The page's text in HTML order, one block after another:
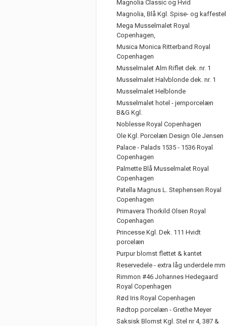
Magnolia Classic og Hvid
Magnolia, Blå Kgl. Spise- og kaffestel
Mega Musselmalet Royal
Copenhagen,
Musica Monica Ritterband Royal
Copenhagen
Musselmalet Alm Riflet dek. nr. 1
Musselmalet Halvblonde dek. nr. 1
Musselmalet Helblonde
Musselmalet hotel - jernporcelæn
B&G Kgl.
Noblesse Royal Copenhagen
Ole Kgl. Porcelæn Design Ole Jensen
Palace - Palads 1535 - 1536 Royal
Copenhagen
Palmette Blå Musselmalet Royal
Copenhagen
Patella Magnus L. Stephensen Royal
Copenhagen
Primavera Thorkild Olsen Royal
Copenhagen
Princesse Kgl. Dek. 111 Hvidt
porcelæn
Purpur blomst flettet & kantet
Reservedele - extra låg underdele mm
Rimmon #46 Johannes Hedegaard
Royal Copenhagen
Rød Iris Royal Copenhagen
Rødtop porcelæn - Grethe Meyer
Saksisk Blomst Kgl. Stel nr 4, 387 &